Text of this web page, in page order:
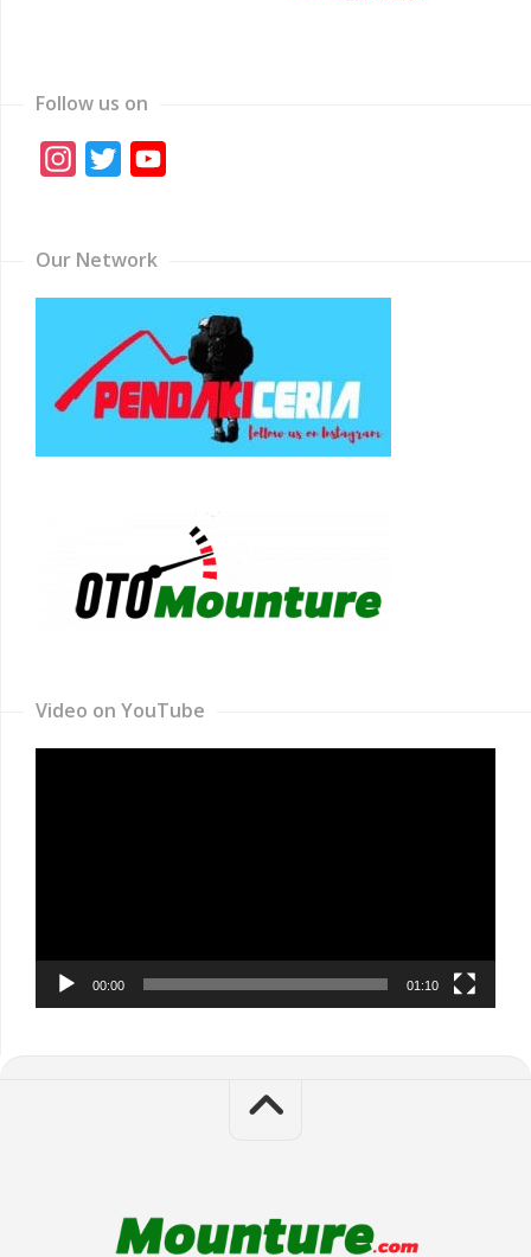
Follow us on
Instagram
Twitter
Our Network
Video on YouTube
00:00 01:10